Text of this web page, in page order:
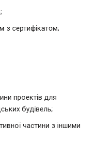
з сертифікатом;
проектів для
будівель;
частини з іншими